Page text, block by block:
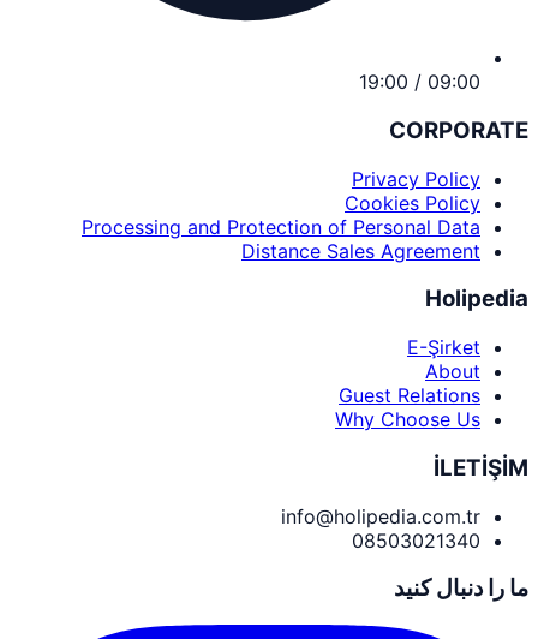
09:00 / 19:00
CORPORATE
Privacy Policy
Cookies Policy
Processing and Protection of Personal Data
Distance Sales Agreement
Holipedia
E-Şirket
About
Guest Relations
Why Choose Us
İLETİŞİM
info@holipedia.com.tr
08503021340
ما را دنبال کنید